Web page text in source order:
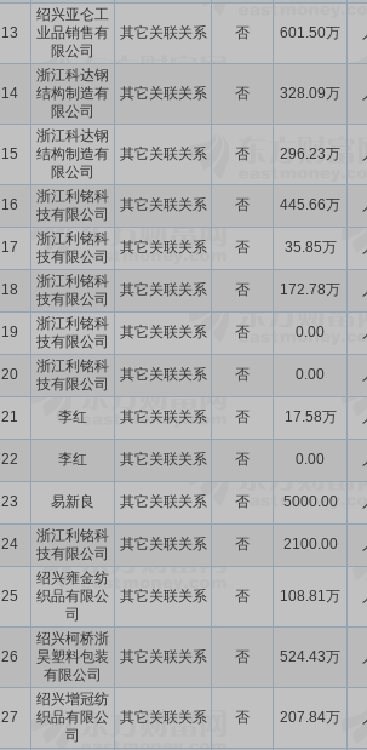
13
绍兴亚仑工
业品销售有
限公司
其它关联关系 否 601.50万
14
浙江科达钢
结构制造有
限公司
其它关联关系 否 328.09万
15
浙江科达钢
结构制造有
限公司
其它关联关系 否 296.23万
16
浙江利铭科
技有限公司
其它关联关系 否 445.66万
17
浙江利铭科
技有限公司
其它关联关系 否 35.85万
18
浙江利铭科
技有限公司
其它关联关系 否 172.78万
19
浙江利铭科
技有限公司
其它关联关系 否 0.00
20
浙江利铭科
技有限公司
其它关联关系 否 0.00
21 李红 其它关联关系 否 17.58万
22 李红 其它关联关系 否 0.00
23 易新良 其它关联关系 否 5000.00
24
浙江利铭科
技有限公司
其它关联关系 否 2100.00
25
绍兴雍金纺
织品有限公
司
其它关联关系 否 108.81万
26
绍兴柯桥浙
昊塑料包装
有限公司
其它关联关系 否 524.43万
27
绍兴增冠纺
织品有限公
司
其它关联关系 否 207.84万